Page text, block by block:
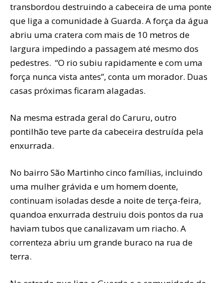
transbordou destruindo a cabeceira de uma ponte
que liga a comunidade à Guarda. A força da água
abriu uma cratera com mais de 10 metros de
largura impedindo a passagem até mesmo dos
pedestres. “O rio subiu rapidamente e com uma
força nunca vista antes”, conta um morador. Duas
casas próximas ficaram alagadas.
Na mesma estrada geral do Caruru, outro
pontilhão teve parte da cabeceira destruída pela
enxurrada.
No bairro São Martinho cinco famílias, incluindo
uma mulher grávida e um homem doente,
continuam isoladas desde a noite de terça-feira,
quandoa enxurrada destruiu dois pontos da rua
haviam tubos que canalizavam um riacho. A
correnteza abriu um grande buraco na rua de
terra.